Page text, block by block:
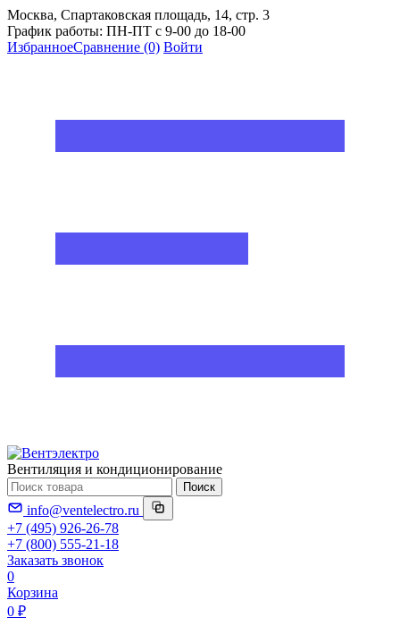
Москва, Спартаковская площадь, 14, стр. 3
График работы: ПН-ПТ с 9-00 до 18-00
ИзбранноеСравнение (0) Войти
Вентиляция и кондиционирование
Поиск
info@ventelectro.ru
+7 (495) 926-26-78
+7 (800) 555-21-18
Заказать звонок
0
Корзина
0 ₽